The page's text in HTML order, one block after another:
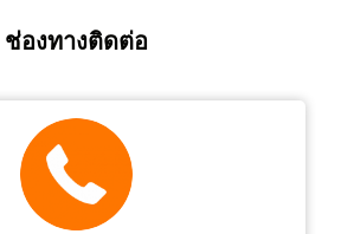
ช่องทางติดต่อ